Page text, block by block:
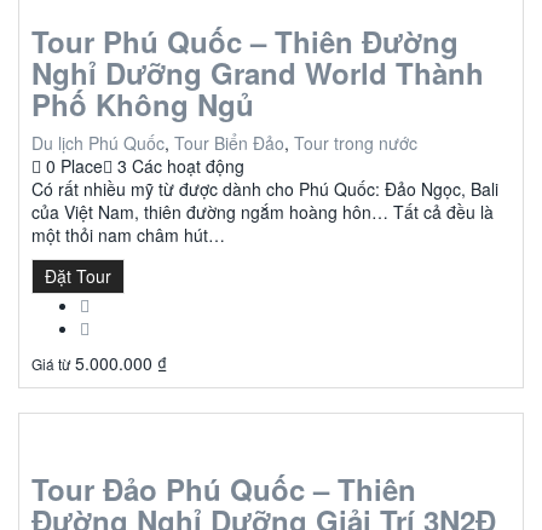
Tour Phú Quốc – Thiên Đường
Nghỉ Dưỡng Grand World Thành
Phố Không Ngủ
Du lịch Phú Quốc, Tour Biển Đảo, Tour trong nước
0 Place 3 Các hoạt động
Có rất nhiều mỹ từ được dành cho Phú Quốc: Đảo Ngọc, Bali
của Việt Nam, thiên đường ngắm hoàng hôn… Tất cả đều là
một thỏi nam châm hút…
Đặt Tour
Giá từ 5.000.000 ₫
Tour Đảo Phú Quốc – Thiên
Đường Nghỉ Dưỡng Giải Trí 3N2Đ